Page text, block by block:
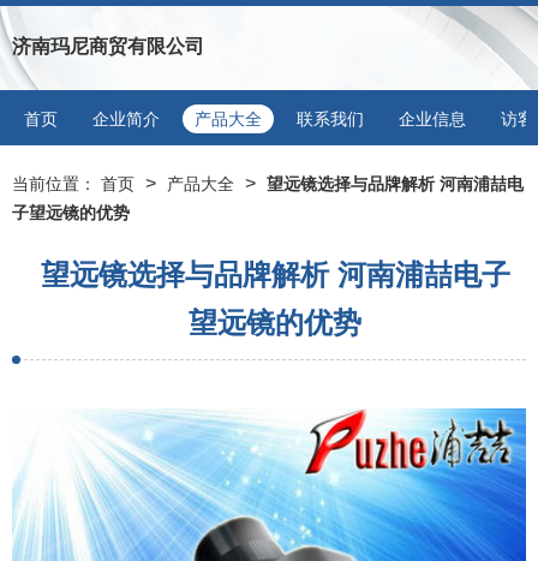
济南玛尼商贸有限公司
首页 企业简介 产品大全 联系我们 企业信息 访客
当前位置： 首页 > 产品大全 > 望远镜选择与品牌解析 河南浦喆电
子望远镜的优势
望远镜选择与品牌解析 河南浦喆电子
望远镜的优势